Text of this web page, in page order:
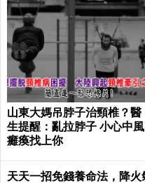
山東大媽吊脖子治頸椎？醫
生提醒：亂拉脖子 小心中風
癱瘓找上你
天天一招免錢養命法，降火